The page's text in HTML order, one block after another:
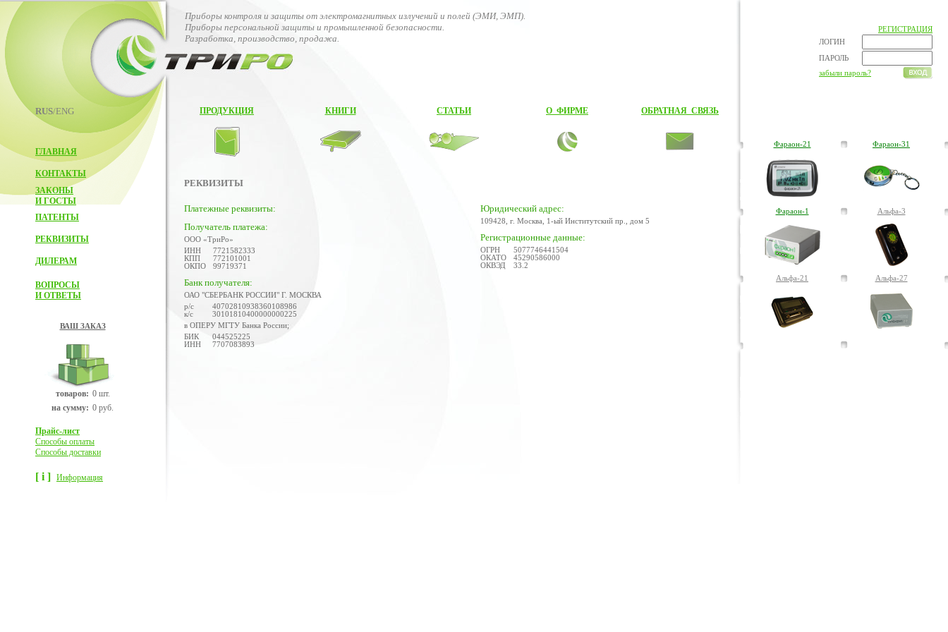
RUS/ENG
ГЛАВНАЯ
КОНТАКТЫ
ЗАКОНЫ
И ГОСТЫ
ПАТЕНТЫ
РЕКВИЗИТЫ
ДИЛЕРАМ
ВОПРОСЫ
И ОТВЕТЫ
ВАШ ЗАКАЗ
товаров: 0 шт.
на сумму: 0 руб.
Прайс-лист
Способы оплаты
Способы доставки
[ i ] Информация
Приборы контроля и защиты от электромагнитных излучений и полей (ЭМИ, ЭМП).
Приборы персональной защиты и промышленной безопасности.
Разработка, производство, продажа.
РЕГИСТРАЦИЯ
ЛОГИН
ПАРОЛЬ
забыли пароль?
ПРОДУКЦИЯ КНИГИ СТАТЬИ О ФИРМЕ ОБРАТНАЯ СВЯЗЬ
РЕКВИЗИТЫ
Платежные реквизиты:
Получатель платежа:
ООО «ТриРо»
ИНН
7721582333
КПП
772101001
ОКПО
99719371
Банк получателя:
ОАО "СБЕРБАНК РОССИИ" Г. МОСКВА
р/с
40702810938360108986
к/с
30101810400000000225
в ОПЕРУ МГТУ Банка России;
БИК
044525225
ИНН
7707083893
Юридический адрес:
109428, г. Москва, 1-ый Институтский пр., дом 5
Регистрационные данные:
ОГРН
5077746441504
ОКАТО
45290586000
ОКВЭД
33.2
Фараон-21
Фараон-1
Альфа-21
Фараон-31
Альфа-3
Альфа-27